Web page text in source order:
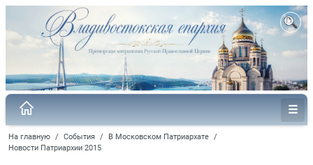
На главную / События / В Московском Патриархате /
Новости Патриархии 2015